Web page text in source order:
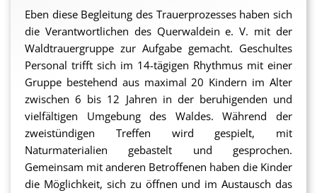
Eben diese Begleitung des Trauerprozesses haben sich
die Verantwortlichen des Querwaldein e. V. mit der
Waldtrauergruppe zur Aufgabe gemacht. Geschultes
Personal trifft sich im 14-tägigen Rhythmus mit einer
Gruppe bestehend aus maximal 20 Kindern im Alter
zwischen 6 bis 12 Jahren in der beruhigenden und
vielfältigen Umgebung des Waldes. Während der
zweistündigen Treffen wird gespielt, mit
Naturmaterialien gebastelt und gesprochen.
Gemeinsam mit anderen Betroffenen haben die Kinder
die Möglichkeit, sich zu öffnen und im Austausch das